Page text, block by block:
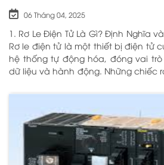
06 Tháng 04, 2025
1. Rơ Le Điện Tử Là Gì? Định Nghĩa và Nguyên Lý Hoạt Động
Rơ le điện tử là một thiết bị điện tử
hệ thống tự động hóa, đóng vai
dữ liệu và hành động. Những chiếc
thông minh giúp điều khiển và
thiết bị khác nhau trong môi trường
trong hộ gia đình. Bằng cách sử
rơ le điện tử có khả năng xử lý và
nhằm nâng cao hiệu suất hoạt
các hệ thống mà nó kiểm soát. N